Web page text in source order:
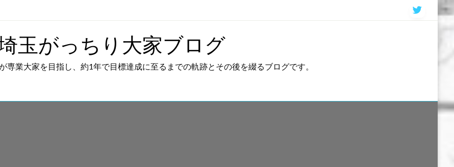
玉がっちり大家ブログ
専業大家を目指し、約1年で目標達成に至るまでの軌跡とその後を綴るブログです。